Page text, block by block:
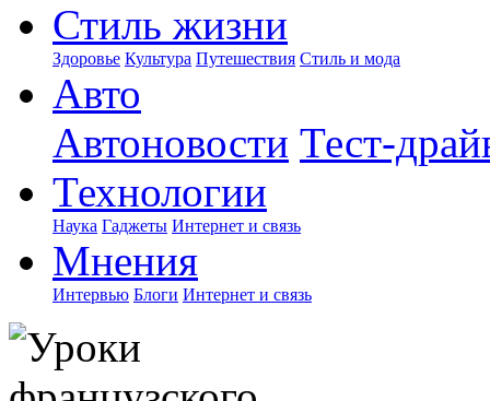
Стиль жизни
Здоровье Культура Путешествия Стиль и мода
Авто
Автоновости Тест-
Технологии
Наука Гаджеты Интернет и связь
Мнения
Интервью Блоги Интернет и связь